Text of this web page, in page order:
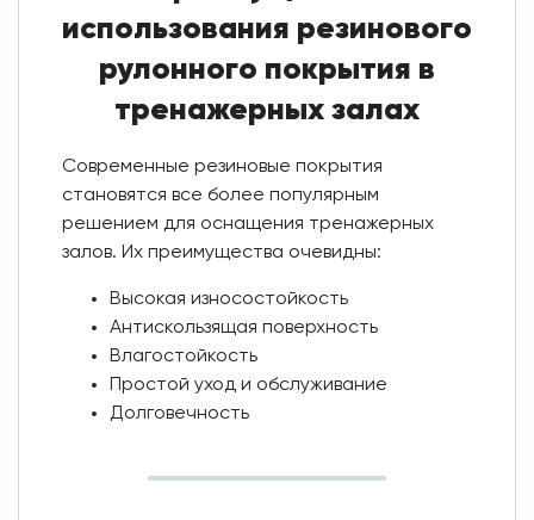
использования резинового
рулонного покрытия в
тренажерных залах
Современные резиновые покрытия
становятся все более популярным
решением для оснащения тренажерных
залов. Их преимущества очевидны:
Высокая износостойкость
Антискользящая поверхность
Влагостойкость
Простой уход и обслуживание
Долговечность